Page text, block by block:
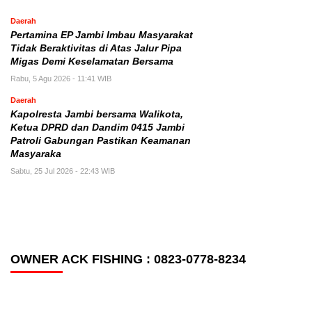
Daerah
Pertamina EP Jambi Imbau Masyarakat
Tidak Beraktivitas di Atas Jalur Pipa
Migas Demi Keselamatan Bersama
Rabu, 5 Agu 2026 - 11:41 WIB
Daerah
Kapolresta Jambi bersama Walikota,
Ketua DPRD dan Dandim 0415 Jambi
Patroli Gabungan Pastikan Keamanan
Masyaraka
Sabtu, 25 Jul 2026 - 22:43 WIB
OWNER ACK FISHING : 0823-0778-8234